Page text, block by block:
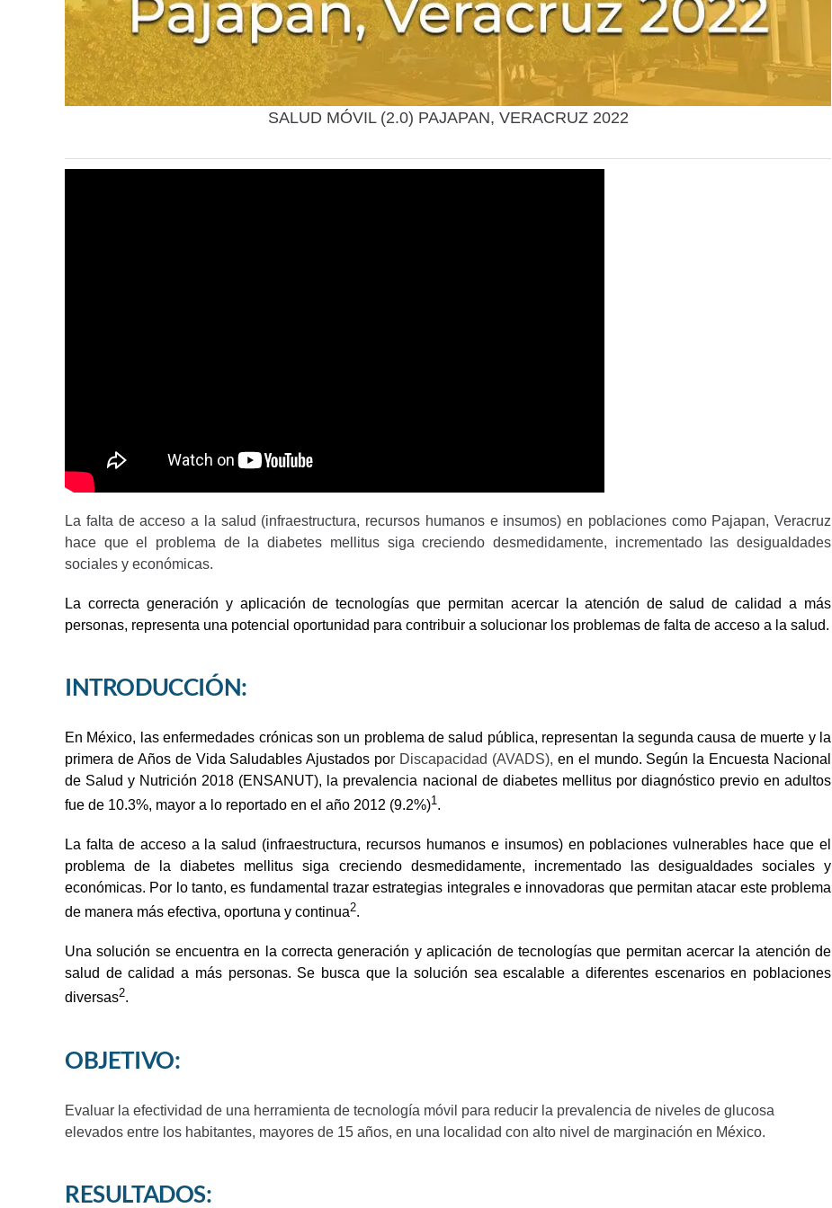
SALUD MÓVIL (2.0) PAJAPAN, VERACRUZ 2022
La falta de acceso a la salud (infraestructura, recursos humanos e insumos) en poblaciones como Pajapan, Veracruz
hace que el problema de la diabetes mellitus siga creciendo desmedidamente, incrementado las desigualdades
sociales y económicas.
La correcta generación y aplicación de tecnologías que permitan acercar la atención de salud de calidad a más
personas, representa una potencial oportunidad para contribuir a solucionar los problemas de falta de acceso a la salud.
INTRODUCCIÓN:
En México, las enfermedades crónicas son un problema de salud pública, representan la segunda causa de muerte y la
primera de Años de Vida Saludables Ajustados por Discapacidad (AVADS), en el mundo. Según la Encuesta Nacional
de Salud y Nutrición 2018 (ENSANUT), la prevalencia nacional de diabetes mellitus por diagnóstico previo en adultos
fue de 10.3%, mayor a lo reportado en el año 2012 (9.2%)1 .
La falta de acceso a la salud (infraestructura, recursos humanos e insumos) en poblaciones vulnerables hace que el
problema de la diabetes mellitus siga creciendo desmedidamente, incrementado las desigualdades sociales y
económicas. Por lo tanto, es fundamental trazar estrategias integrales e innovadoras que permitan atacar este problema
de manera más efectiva, oportuna y continua2.
Una solución se encuentra en la correcta generación y aplicación de tecnologías que permitan acercar la atención de
salud de calidad a más personas. Se busca que la solución sea escalable a diferentes escenarios en poblaciones
diversas2.
OBJETIVO:
Evaluar la efectividad de una herramienta de tecnología móvil para reducir la prevalencia de niveles de glucosa
elevados entre los habitantes, mayores de 15 años, en una localidad con alto nivel de marginación en México.
RESULTADOS: